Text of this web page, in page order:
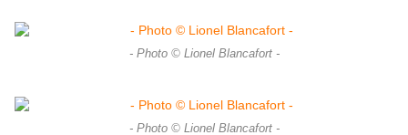
- Photo © Lionel Blancafort -
- Photo © Lionel Blancafort -